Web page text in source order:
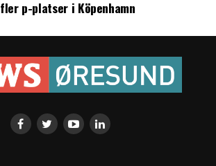
fler p-platser i Köpenhamn